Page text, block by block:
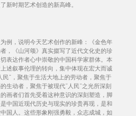
新时期艺术创造的新高峰。
例，说明今天艺术创作的新峰：《金色年
，《山河颂》真实掇写了近代文化史的珍
表达作者心中崇敬的中国科学家群体。本
述叙事伦理的转向，集中体现在宏大而诚
民”，聚焦于生活大地上的劳动者，聚焦于
生动者，聚焦于被现代“人民”之光所深刻
画者们首先受着这种意识的深刻塑造，脚
中国近现代历史与现实的珍贵再现，是和
国人。这些形象刚强勇毅，众志成城，如